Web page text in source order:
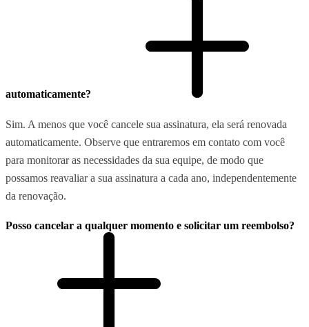
automaticamente?
Sim. A menos que você cancele sua assinatura, ela será renovada
automaticamente. Observe que entraremos em contato com você
para monitorar as necessidades da sua equipe, de modo que
possamos reavaliar a sua assinatura a cada ano, independentemente
da renovação.
Posso cancelar a qualquer momento e solicitar um reembolso?